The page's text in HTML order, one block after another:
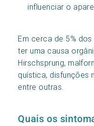
influenciar o
Em cerca de 5%
ter uma causa
Hirschsprung,
quística, disfunções
entre outras.
Quais os